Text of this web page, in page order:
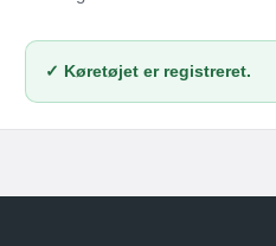
✓ Køretøjet er registreret.